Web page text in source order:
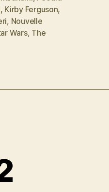
, Kirby Ferguson,
, Nouvelle
Wars, The